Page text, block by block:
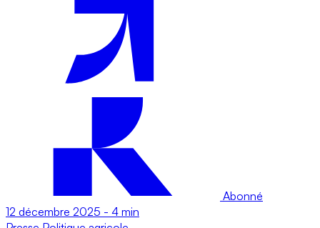
Abonné
12 décembre 2025 - 4 min